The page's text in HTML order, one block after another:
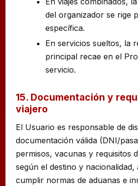
del organizador se rige
específica.
En servicios sueltos, la
principal recae en el
servicio.
15. Documentación y
viajero
El Usuario es responsable de
documentación válida (DNI/
permisos, vacunas y requisitos
según el destino y nacionalidad,
cumplir normas de aduanas e